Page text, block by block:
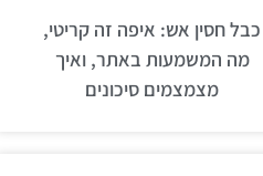
כבל חסין אש: איפה זה קריטי,
מה המשמעות באתר, ואיך
מצמצמים סיכונים